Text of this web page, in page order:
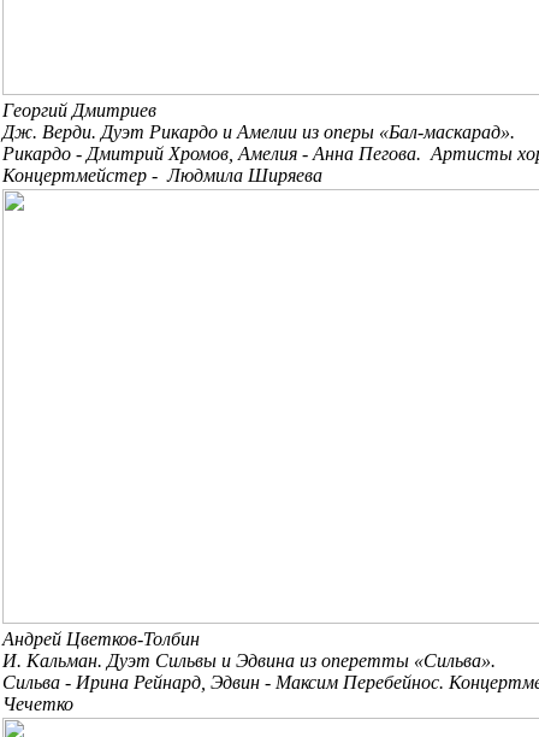
Георгий Дмитриев
Дж. Верди. Дуэт Рикардо и Амелии из оперы «Бал-маскарад».
Рикардо - Дмитрий Хромов, Амелия - Анна Пегова. Артисты
Концертмейстер - Людмила Ширяева
Андрей Цветков-Толбин
И. Кальман. Дуэт Сильвы и Эдвина из оперетты «Сильва».
Сильва - Ирина Рейнард, Эдвин - Максим Перебейнос.
Чечетко